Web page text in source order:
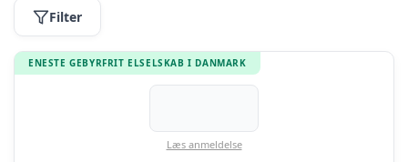
Filter
ENESTE GEBYRFRIT ELSELSKAB I DANMARK
Læs anmeldelse